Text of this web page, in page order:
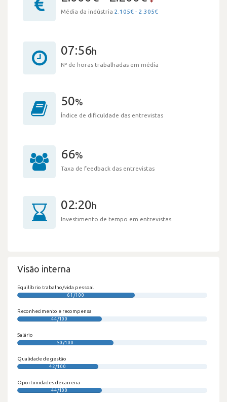
Média da indústria 2.105€ - 2.305€
07:56h
Nº de horas trabalhadas em média
50%
Índice de dificuldade das entrevistas
66%
Taxa de feedback das entrevistas
02:20h
Investimento de tempo em entrevistas
Visão interna
Equilíbrio trabalho/vida pessoal
61/100
Reconhecimento e recompensa
44/100
Salário
50/100
Qualidade de gestão
42/100
Oportunidades de carreira
44/100